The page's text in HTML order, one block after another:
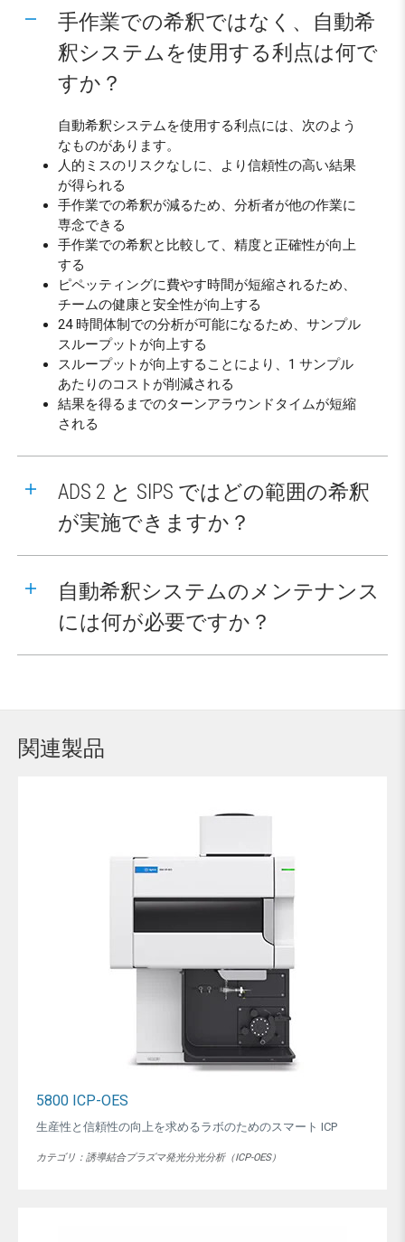
手作業での希釈ではなく、自動希
釈システムを使用する利点は何で
すか？
自動希釈システムを使用する利点には、次のよう
なものがあります。
人的ミスのリスクなしに、より信頼性の高い結果
が得られる
手作業での希釈が減るため、分析者が他の作業に
専念できる
手作業での希釈と比較して、精度と正確性が向上
する
ピペッティングに費やす時間が短縮されるため、
チームの健康と安全性が向上する
24 時間体制での分析が可能になるため、サンプル
スループットが向上する
スループットが向上することにより、1 サンプル
あたりのコストが削減される
結果を得るまでのターンアラウンドタイムが短縮
される
ADS 2 と SIPS ではどの範囲の希釈
が実施できますか？
自動希釈システムのメンテナンス
には何が必要ですか？
関連製品
5800 ICP-OES
生産性と信頼性の向上を求めるラボのためのスマート ICP
カテゴリ：誘導結合プラズマ発光分光分析（ICP-OES）